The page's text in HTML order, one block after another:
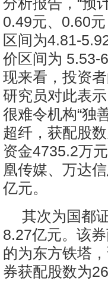
0.49元、0.60
区间为4.81-
价区间为 5.53-
现来看，投资
研究员对此表
很难令机构“独
超纤，获配股
资金4735.2万
凰传媒、万达
亿元。
其次为国都
8.27亿元。该
的为东方铁塔
券获配股数为